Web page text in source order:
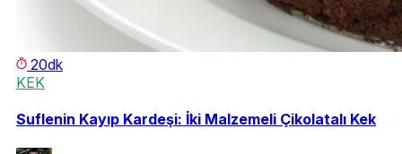
20dk
KEK
Suflenin Kayıp Kardeşi: İki Malzemeli Çikolatalı Kek